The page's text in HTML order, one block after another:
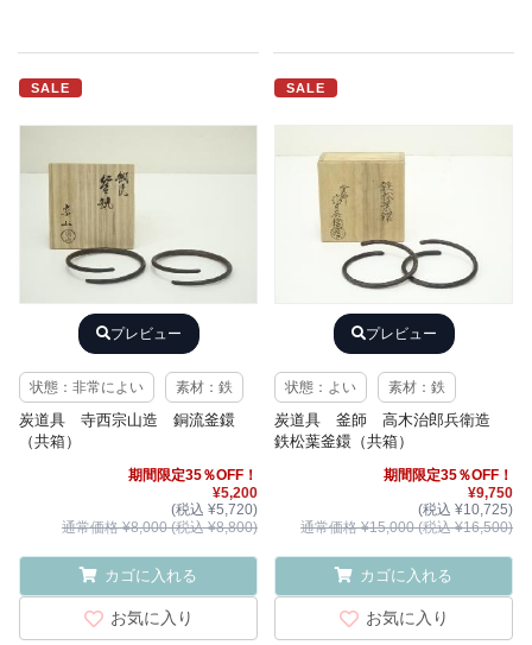
SALE
プレビュー
状態：非常によい 素材：鉄
炭道具 寺西宗山造 銅流釜鐶
（共箱）
期間限定35％OFF！
¥5,200
(税込 ¥5,720)
通常価格 ¥8,000 (税込 ¥8,800)
カゴに入れる
お気に入り
SALE
プレビュー
状態：よい 素材：鉄
炭道具 釜師 高木治郎兵衛造
鉄松葉釜鐶（共箱）
期間限定35％OFF！
¥9,750
(税込 ¥10,725)
通常価格 ¥15,000 (税込 ¥16,500)
カゴに入れる
お気に入り